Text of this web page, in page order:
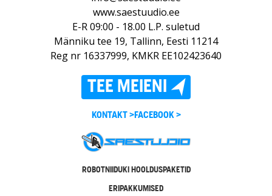
www.saestuudio.ee
E-R 09:00 - 18.00 L.P. suletud
Männiku tee 19, Tallinn, Eesti 11214
Reg nr 16337999, KMKR EE102423640
TEE MEIENI
KONTAKT >FACEBOOK >
ROBOTNIIDUKI HOOLDUSPAKETID
ERIPAKKUMISED